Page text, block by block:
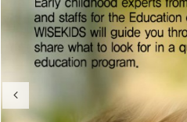
CURRICULUM
COMMUNITY
ADMISSION